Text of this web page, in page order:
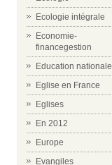
Ecologie intégrale
Economie-
financegestion
Education nationale
Eglise en France
Eglises
En 2012
Europe
Evangiles